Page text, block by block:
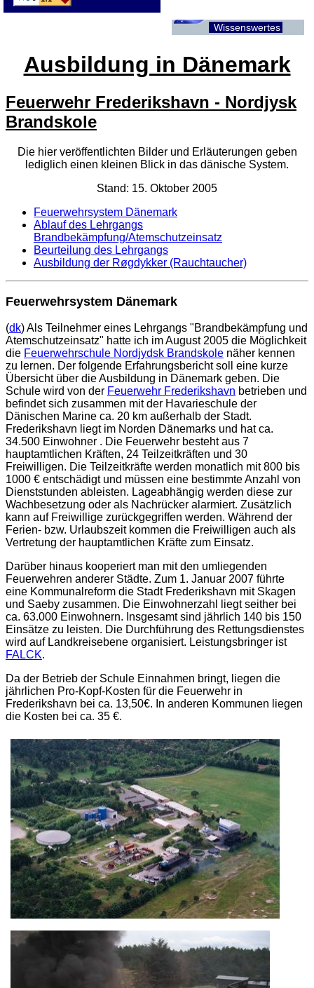
Wissenswertes
Ausbildung in Dänemark
Feuerwehr Frederikshavn - Nordjysk
Brandskole
Die hier veröffentlichten Bilder und Erläuterungen geben
lediglich einen kleinen Blick in das dänische System.
Stand: 15. Oktober 2005
Feuerwehrsystem Dänemark
Ablauf des Lehrgangs
Brandbekämpfung/Atemschutzeinsatz
Beurteilung des Lehrgangs
Ausbildung der Røgdykker (Rauchtaucher)
Feuerwehrsystem Dänemark
(dk) Als Teilnehmer eines Lehrgangs "Brandbekämpfung und
Atemschutzeinsatz" hatte ich im August 2005 die Möglichkeit
die Feuerwehrschule Nordjydsk Brandskole näher kennen
zu lernen. Der folgende Erfahrungsbericht soll eine kurze
Übersicht über die Ausbildung in Dänemark geben. Die
Schule wird von der Feuerwehr Frederikshavn betrieben und
befindet sich zusammen mit der Havarieschule der
Dänischen Marine ca. 20 km außerhalb der Stadt.
Frederikshavn liegt im Norden Dänemarks und hat ca.
34.500 Einwohner . Die Feuerwehr besteht aus 7
hauptamtlichen Kräften, 24 Teilzeitkräften und 30
Freiwilligen. Die Teilzeitkräfte werden monatlich mit 800 bis
1000 € entschädigt und müssen eine bestimmte Anzahl von
Dienststunden ableisten. Lageabhängig werden diese zur
Wachbesetzung oder als Nachrücker alarmiert. Zusätzlich
kann auf Freiwillige zurückgegriffen werden. Während der
Ferien- bzw. Urlaubszeit kommen die Freiwilligen auch als
Vertretung der hauptamtlichen Kräfte zum Einsatz.
Darüber hinaus kooperiert man mit den umliegenden
Feuerwehren anderer Städte. Zum 1. Januar 2007 führte
eine Kommunalreform die Stadt Frederikshavn mit Skagen
und Saeby zusammen. Die Einwohnerzahl liegt seither bei
ca. 63.000 Einwohnern. Insgesamt sind jährlich 140 bis 150
Einsätze zu leisten. Die Durchführung des Rettungsdienstes
wird auf Landkreisebene organisiert. Leistungsbringer ist
FALCK.
Da der Betrieb der Schule Einnahmen bringt, liegen die
jährlichen Pro-Kopf-Kosten für die Feuerwehr in
Frederikshavn bei ca. 13,50€. In anderen Kommunen liegen
die Kosten bei ca. 35 €.